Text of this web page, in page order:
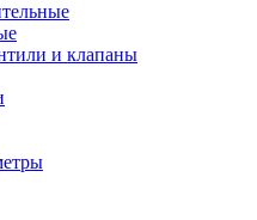
и клапаны